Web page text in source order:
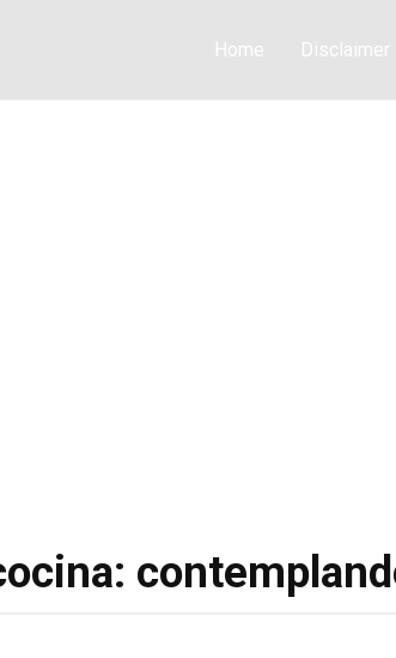
Home Disclaimer